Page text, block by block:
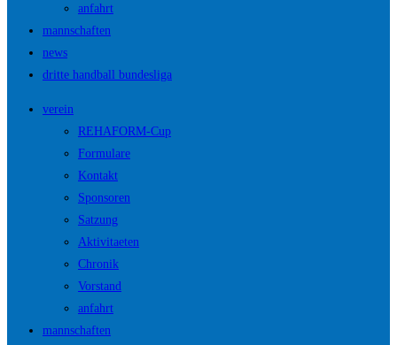
anfahrt
mannschaften
news
dritte handball bundesliga
verein
REHAFORM-Cup
Formulare
Kontakt
Sponsoren
Satzung
Aktivitaeten
Chronik
Vorstand
anfahrt
mannschaften